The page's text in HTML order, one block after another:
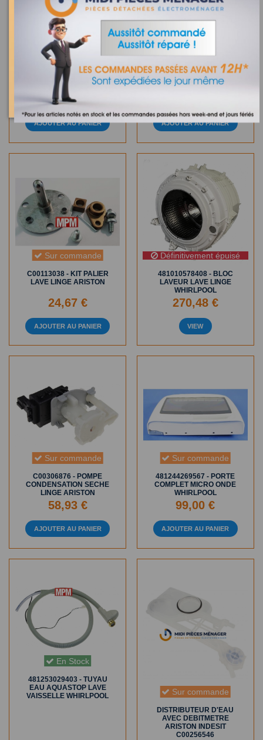
Sur commande
481290508916 - PANIER
INFERIEUR LAVE
VAISSELLE WHIRLPOOL
ARISTON
416,64 €
AJOUTER AU PANIER
Sur commande
481928128151 -
ELECTROVANNE LAVE
VAISSELLE WHIRLPOOL
AJOUTER AU PANIER
Sur commande
C00113038 - KIT PALIER
LAVE LINGE ARISTON
24,67 €
AJOUTER AU PANIER
Définitivement épuisé
481010578408 - BLOC
LAVEUR LAVE LINGE
WHIRLPOOL
270,48 €
VIEW
Sur commande
C00306876 - POMPE
CONDENSATION SECHE
LINGE ARISTON
58,93 €
AJOUTER AU PANIER
Sur commande
481244269567 - PORTE
COMPLET MICRO ONDE
WHIRLPOOL
99,00 €
AJOUTER AU PANIER
En Stock
481253029403 - TUYAU
EAU AQUASTOP LAVE
VAISSELLE WHIRLPOOL
Sur commande
DISTRIBUTEUR D'EAU
AVEC DEBITMETRE
ARISTON INDESIT
C00256546